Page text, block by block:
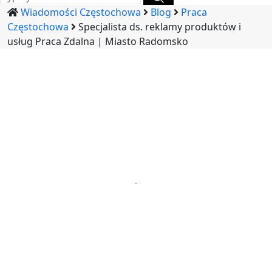
Wiadomości Częstochowa Blog
Praca
Częstochowa
Specjalista ds. reklamy produktów i
usług Praca Zdalna | Miasto Radomsko